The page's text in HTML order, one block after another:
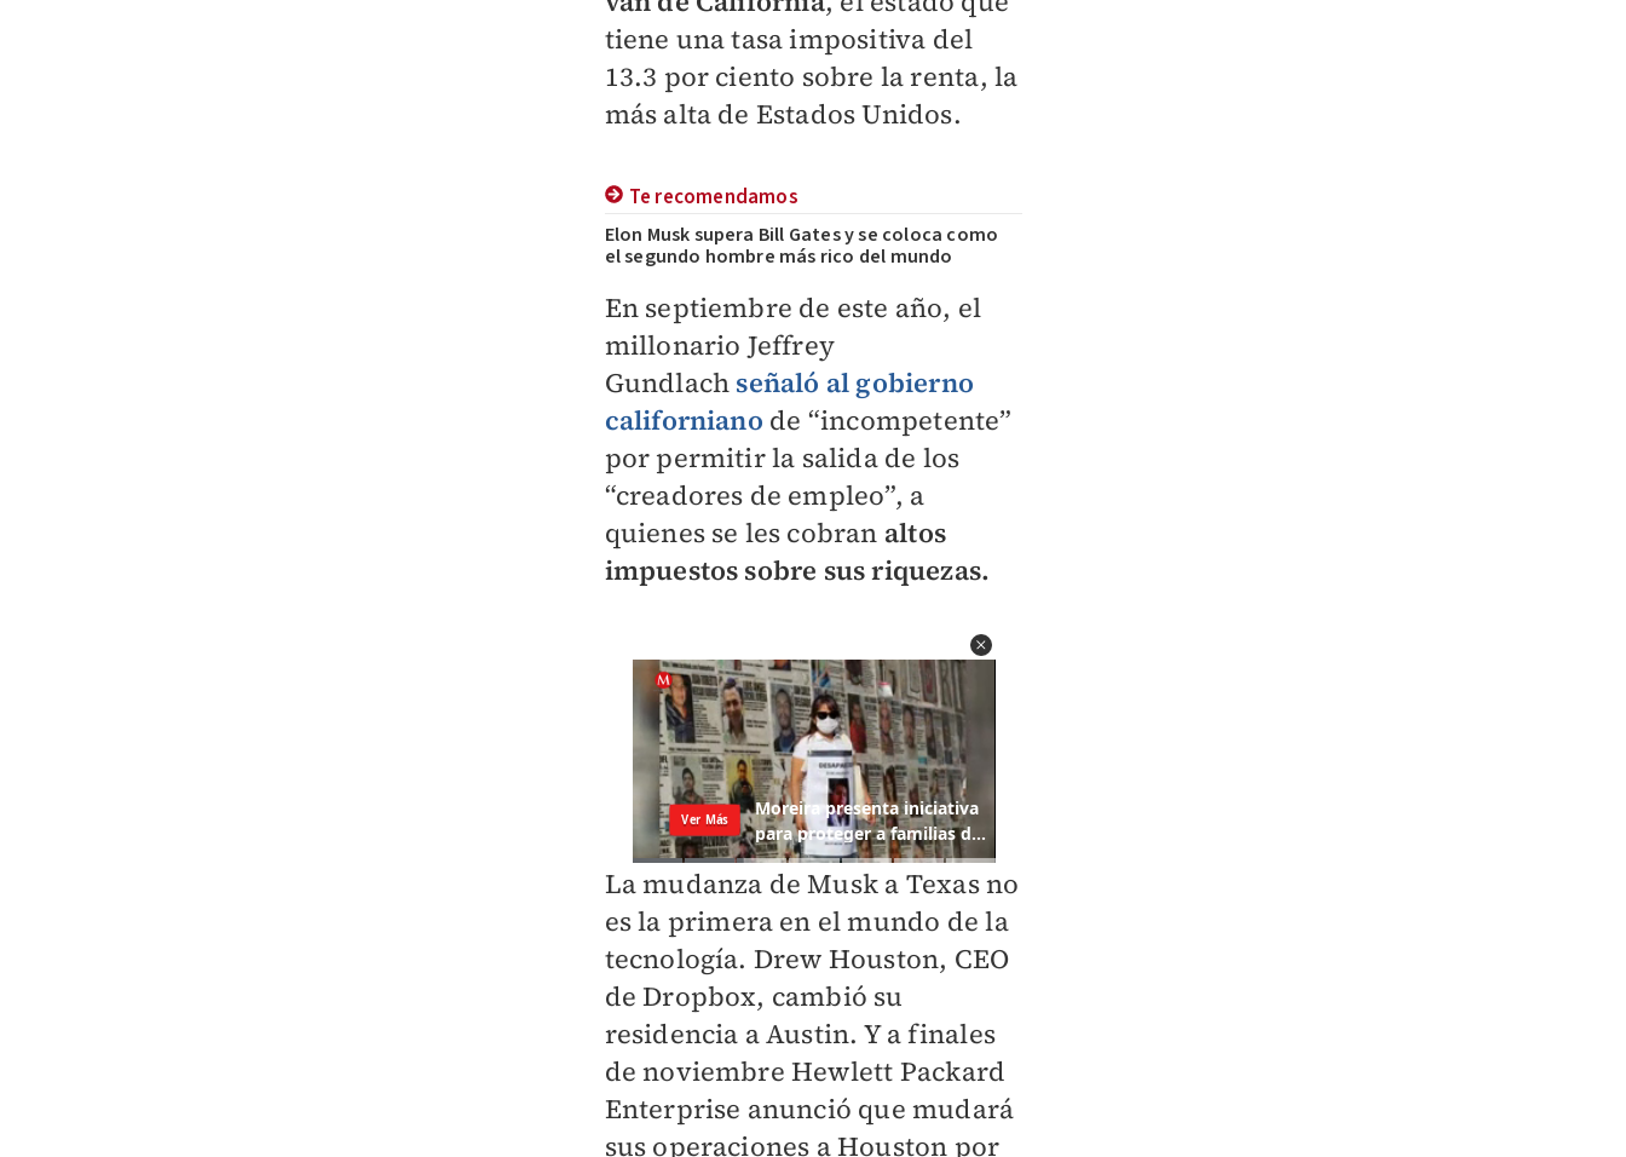
tiene una tasa impositiva del
13.3 por ciento sobre la renta, la
más alta de Estados Unidos.
Te recomendamos
Elon Musk supera Bill Gates y se coloca como
el segundo hombre más rico del mundo
En septiembre de este año, el
millonario Jeffrey
Gundlach señaló al gobierno
californiano de “incompetente”
por permitir la salida de los
“creadores de empleo”, a
quienes se les cobran altos
impuestos sobre sus riquezas.
La mudanza de Musk a Texas no
es la primera en el mundo de la
tecnología. Drew Houston, CEO
de Dropbox, cambió su
residencia a Austin. Y a finales
de noviembre Hewlett Packard
Enterprise anunció que mudará
sus operaciones a Houston por